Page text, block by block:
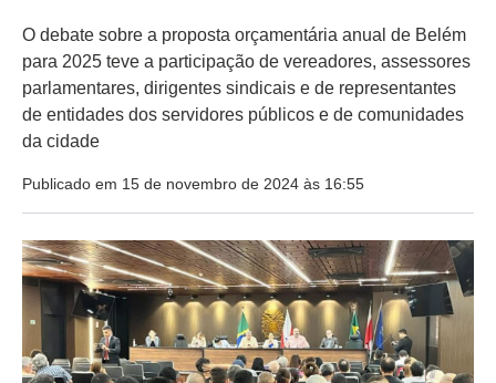
O debate sobre a proposta orçamentária anual de Belém
para 2025 teve a participação de vereadores, assessores
parlamentares, dirigentes sindicais e de representantes
de entidades dos servidores públicos e de comunidades
da cidade
Publicado em 15 de novembro de 2024 às 16:55